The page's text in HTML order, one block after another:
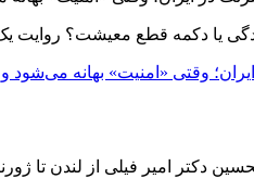
زندگی یا دکمه قطع معیشت؟
وقتی «امنیت» بهانه می‌شود